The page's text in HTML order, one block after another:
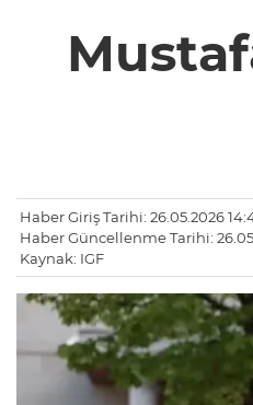
Haber Giriş Tarihi: 26.05.2026
Haber Güncellenme Tarihi:
Kaynak: IGF